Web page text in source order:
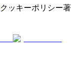
クッキーポリシー著